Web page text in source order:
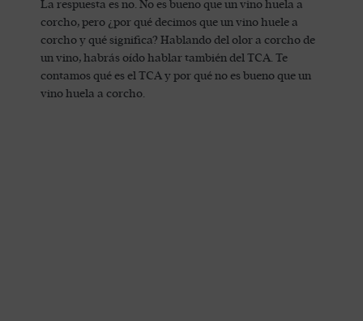
La respuesta es no. No es bueno que un vino huela a
corcho, pero ¿por qué decimos que un vino huele a
corcho y qué significa? Hablando del olor a corcho de
un vino, habrás oído hablar también del TCA. Te
contamos qué es el TCA y por qué no es bueno que un
vino huela a corcho.